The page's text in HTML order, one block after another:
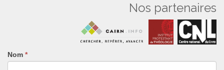
Nos partenaires
Nom *
Si
vous